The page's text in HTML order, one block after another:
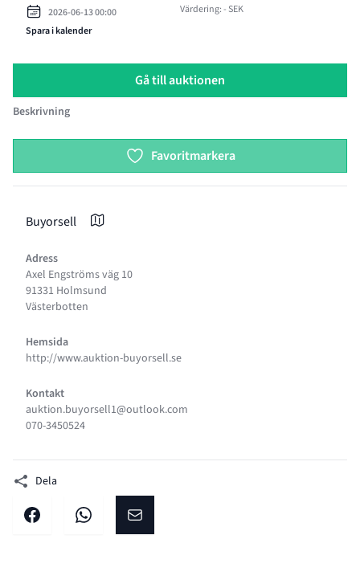
2026-06-13 00:00
Spara i kalender
Värdering: - SEK
Gå till auktionen
Beskrivning
Favoritmarkera
Buyorsell
Adress
Axel Engströms väg 10
91331 Holmsund
Västerbotten
Hemsida
http://www.auktion-buyorsell.se
Kontakt
auktion.buyorsell1@outlook.com
070-3450524
Dela
Dela på facebookDela på WhatsAppDela på E-post